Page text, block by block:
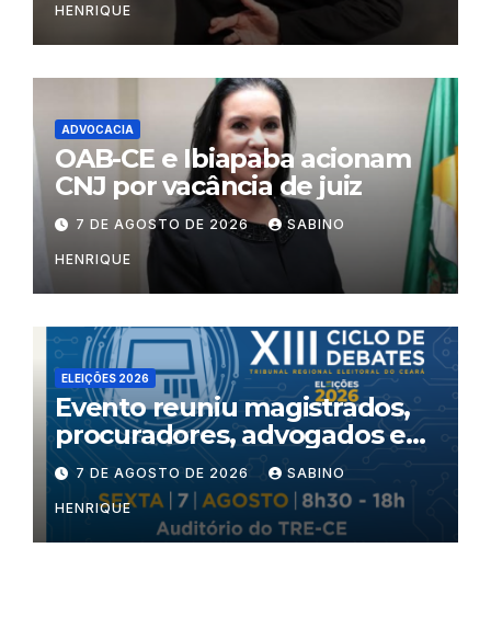
HENRIQUE
ADVOCACIA
OAB-CE e Ibiapaba acionam
CNJ por vacância de juiz
7 DE AGOSTO DE 2026 SABINO
HENRIQUE
ELEIÇÕES 2026
Evento reuniu magistrados,
procuradores, advogados e
especialistas para debater
inteligência artificial,
criminalidade organizada e
violência política de gênero
7 DE AGOSTO DE 2026 SABINO
HENRIQUE